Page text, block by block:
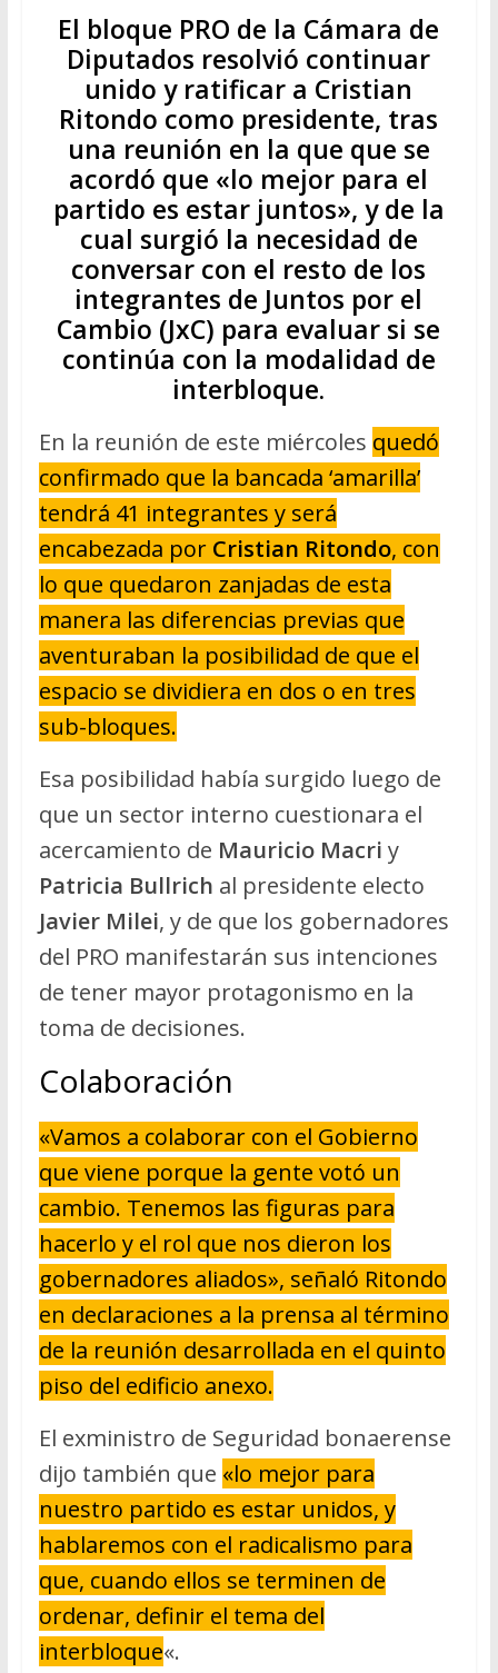
El bloque PRO de la Cámara de
Diputados resolvió continuar
unido y ratificar a Cristian
Ritondo como presidente, tras
una reunión en la que que se
acordó que «lo mejor para el
partido es estar juntos», y de la
cual surgió la necesidad de
conversar con el resto de los
integrantes de Juntos por el
Cambio (JxC) para evaluar si se
continúa con la modalidad de
interbloque.
En la reunión de este miércoles quedó
confirmado que la bancada ‘amarilla’
tendrá 41 integrantes y será
encabezada por Cristian Ritondo, con
lo que quedaron zanjadas de esta
manera las diferencias previas que
aventuraban la posibilidad de que el
espacio se dividiera en dos o en tres
sub-bloques.
Esa posibilidad había surgido luego de
que un sector interno cuestionara el
acercamiento de Mauricio Macri y
Patricia Bullrich al presidente electo
Javier Milei, y de que los gobernadores
del PRO manifestarán sus intenciones
de tener mayor protagonismo en la
toma de decisiones.
Colaboración
«Vamos a colaborar con el Gobierno
que viene porque la gente votó un
cambio. Tenemos las figuras para
hacerlo y el rol que nos dieron los
gobernadores aliados», señaló Ritondo
en declaraciones a la prensa al término
de la reunión desarrollada en el quinto
piso del edificio anexo.
El exministro de Seguridad bonaerense
dijo también que «lo mejor para
nuestro partido es estar unidos, y
hablaremos con el radicalismo para
que, cuando ellos se terminen de
ordenar, definir el tema del
interbloque«.